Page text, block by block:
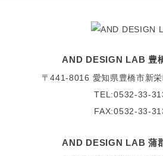
AND DESIGN LAB 豊
〒441-8016 愛知県豊橋市新
TEL:0532-33-
FAX:0532-33-
AND DESIGN LAB 蒲